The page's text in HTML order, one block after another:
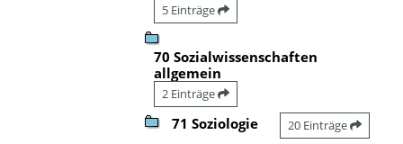
5 Einträge
70 Sozialwissenschaften
allgemein
2 Einträge
71 Soziologie 20 Einträge